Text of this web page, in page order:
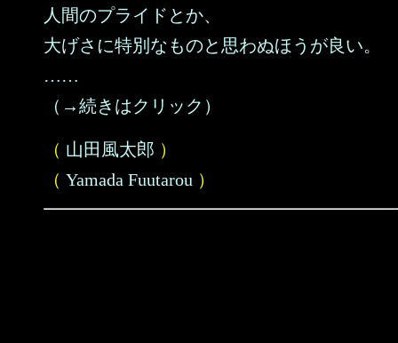
人間のプライドとか、
大げさに特別なものと思わぬほうが良い。
……
（→続きはクリック）
（ 山田風太郎 ）
（ Yamada Fuutarou ）